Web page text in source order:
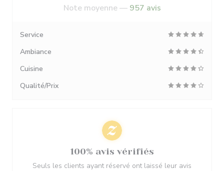
Note moyenne — 957 avis
Service
Ambiance
Cuisine
Qualité/Prix
100% avis vérifiés
Seuls les clients ayant réservé ont laissé leur avis